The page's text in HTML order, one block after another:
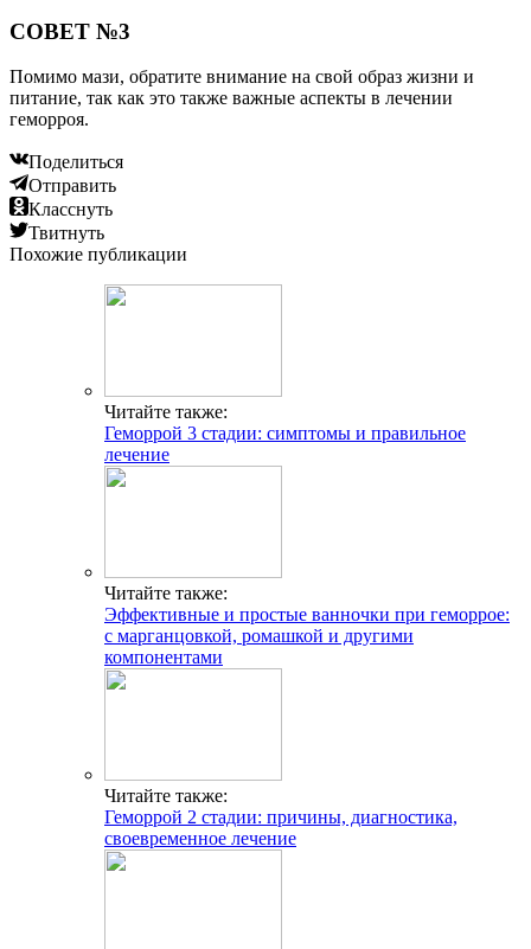
СОВЕТ №3
Помимо мази, обратите внимание на свой образ жизни и
питание, так как это также важные аспекты в лечении
геморроя.
Поделиться
Отправить
Класснуть
Твитнуть
Похожие публикации
Читайте также:
Геморрой 3 стадии: симптомы и правильное
лечение
Читайте также:
Эффективные и простые ванночки при геморрое:
с марганцовкой, ромашкой и другими
компонентами
Читайте также:
Геморрой 2 стадии: причины, диагностика,
своевременное лечение